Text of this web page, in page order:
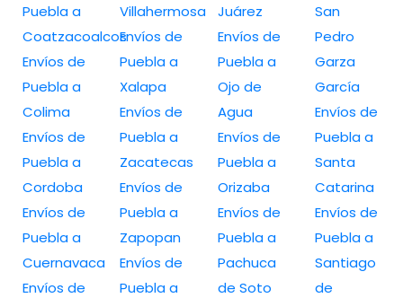
Puebla a
Coatzacoalcos
Envíos de
Puebla a
Colima
Envíos de
Puebla a
Cordoba
Envíos de
Puebla a
Cuernavaca
Envíos de
Villahermosa
Envíos de
Puebla a
Xalapa
Envíos de
Puebla a
Zacatecas
Envíos de
Puebla a
Zapopan
Envíos de
Puebla a
Juárez
Envíos de
Puebla a
Ojo de
Agua
Envíos de
Puebla a
Orizaba
Envíos de
Puebla a
Pachuca
de Soto
San
Pedro
Garza
García
Envíos de
Puebla a
Santa
Catarina
Envíos de
Puebla a
Santiago
de